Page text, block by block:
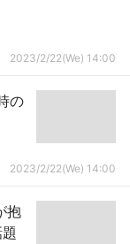
2023/2/22(We) 14:00
の
2023/2/22(We) 14:00
抱